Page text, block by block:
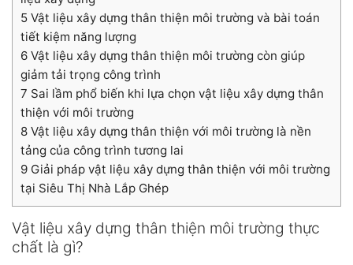
5 Vật liệu xây dựng thân thiện môi trường và bài toán
tiết kiệm năng lượng
6 Vật liệu xây dựng thân thiện môi trường còn giúp
giảm tải trọng công trình
7 Sai lầm phổ biến khi lựa chọn vật liệu xây dựng thân
thiện với môi trường
8 Vật liệu xây dựng thân thiện với môi trường là nền
tảng của công trình tương lai
9 Giải pháp vật liệu xây dựng thân thiện với môi trường
tại Siêu Thị Nhà Lắp Ghép
Vật liệu xây dựng thân thiện môi trường thực
chất là gì?